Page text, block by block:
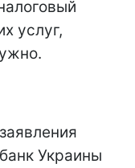
услуг,
Украины